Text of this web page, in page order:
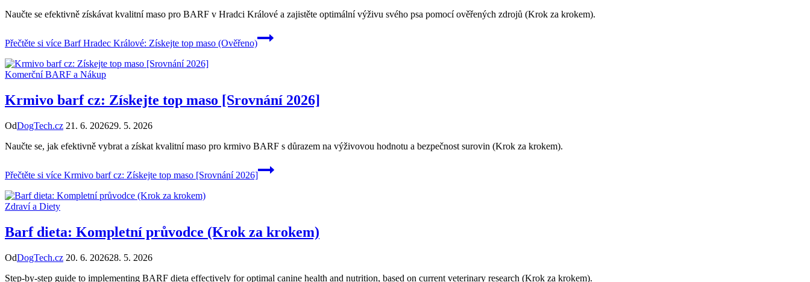
Naučte se efektivně získávat kvalitní maso pro BARF v Hradci Králové a zajistěte optimální výživu svého psa pomocí ověřených zdrojů (Krok za krokem).
Přečtěte si více Barf Hradec Králové: Získejte top maso (Ověřeno)
Komerční BARF a Nákup
Krmivo barf cz: Získejte top maso [Srovnání 2026]
OdDogTech.cz 21. 6. 202629. 5. 2026
Naučte se, jak efektivně vybrat a získat kvalitní maso pro krmivo BARF s důrazem na výživovou hodnotu a bezpečnost surovin (Krok za krokem).
Přečtěte si více Krmivo barf cz: Získejte top maso [Srovnání 2026]
Zdraví a Diety
Barf dieta: Kompletní průvodce (Krok za krokem)
OdDogTech.cz 20. 6. 202628. 5. 2026
Step-by-step guide to implementing BARF dieta effectively for optimal canine health and nutrition, based on current veterinary research (Krok za krokem).